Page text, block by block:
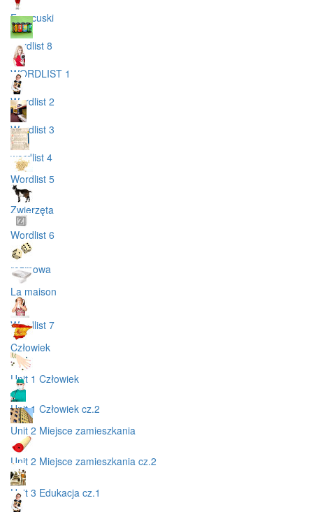
Francuski
wordlist 8
WORDLIST 1
Wordlist 2
Wordlist 3
wordlist 4
Wordlist 5
Zwierzęta
Wordlist 6
rozmowa
La maison
Wordlist 7
Człowiek
Unit 1 Człowiek
Unit 1 Człowiek cz.2
Unit 2 Miejsce zamieszkania
Unit 2 Miejsce zamieszkania cz.2
Unit 3 Edukacja cz.1